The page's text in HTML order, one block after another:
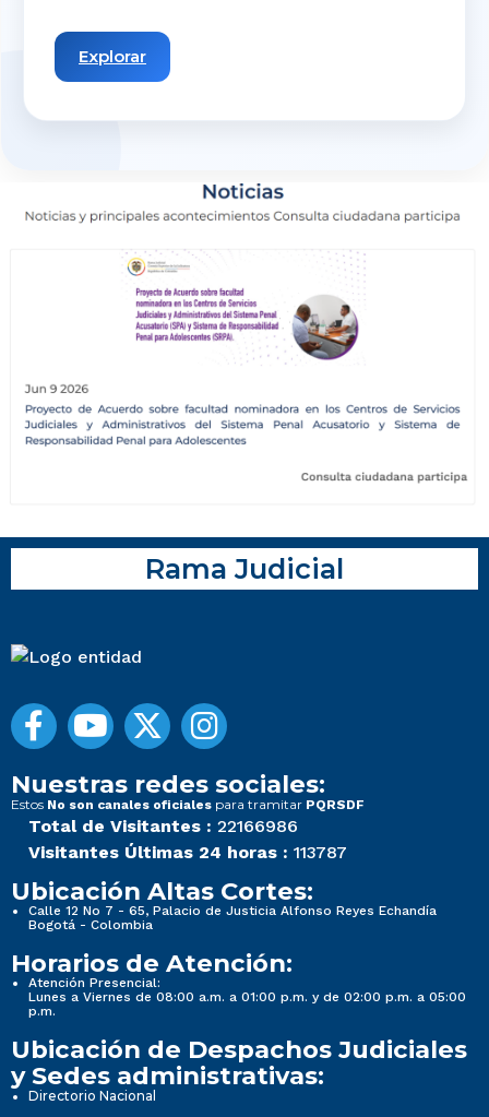
Explorar
Rama Judicial
Nuestras redes sociales:
Estos No son canales oficiales para tramitar PQRSDF
Total de Visitantes : 22166986
Visitantes Últimas 24 horas : 113787
Ubicación Altas Cortes:
Calle 12 No 7 - 65, Palacio de Justicia Alfonso Reyes Echandía
Bogotá - Colombia
Horarios de Atención:
Atención Presencial:
Lunes a Viernes de 08:00 a.m. a 01:00 p.m. y de 02:00 p.m. a 05:00
p.m.
Ubicación de Despachos Judiciales
y Sedes administrativas:
Directorio Nacional